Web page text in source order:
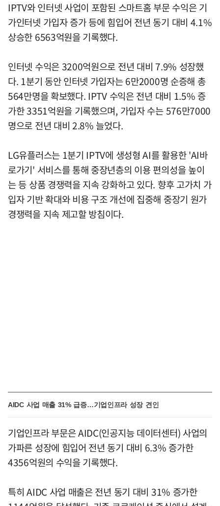
IPTV와 인터넷 사업이 포함된 스마트홈 부문 수익은 기
가인터넷 가입자 증가 등에 힘입어 전년 동기 대비 4.1%
상승한 6563억원을 기록했다.
인터넷 수익은 3200억원으로 전년 대비 7.9% 성장했
다. 1분기 동안 인터넷 가입자는 6만2000명 순증해 총
564만명을 확보했다. IPTV 수익은 전년 대비 1.5% 증
가한 3351억원을 기록했으며, 가입자 수는 576만7000
명으로 전년 대비 2.8% 늘었다.
LG유플러스는 1분기 IPTV에 생성형 AI를 활용한 'AI바
로가기' 서비스를 통해 중장년층의 이용 편의성을 높이
는 등 상품 경쟁력을 지속 강화하고 있다. 향후 고가치 가
입자 기반 확대와 비용 구조 개선에 집중해 중장기 원가
경쟁력을 지속 제고할 방침이다.
AIDC 사업 매출 31% 급증…기업인프라 성장 견인
기업인프라 부문은 AIDC(인공지능 데이터센터) 사업의
가파른 성장에 힘입어 전년 동기 대비 6.3% 증가한
4356억원의 수익을 기록했다.
특히 AIDC 사업 매출은 전년 동기 대비 31% 증가한